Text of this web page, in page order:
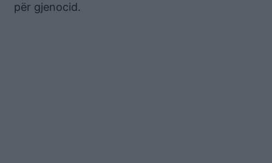
për gjenocid.